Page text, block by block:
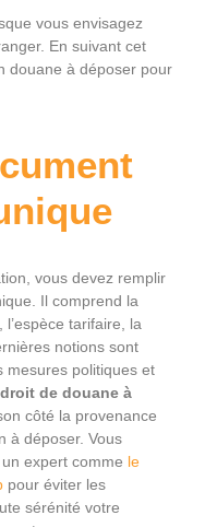
vous envisagez
En suivant cet
douane à déposer pour
vous devez remplir
Il comprend la
, l’espèce tarifaire, la
notions sont
mesures politiques et
de douane à
côté la provenance
à déposer. Vous
expert comme le
pour éviter les
sérénité votre